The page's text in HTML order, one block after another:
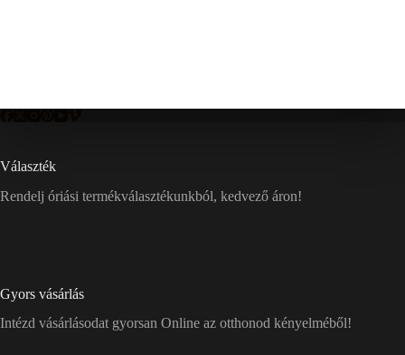
Választék
Rendelj óriási termékválasztékunkból, kedvező áron!
Gyors vásárlás
Intézd vásárlásodat gyorsan Online az otthonod kényelméből!